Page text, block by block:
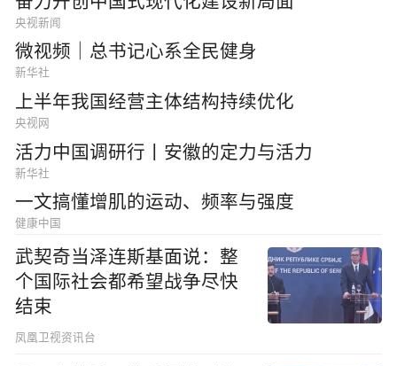
央视新闻
微视频｜总书记心系全民健身
新华社
上半年我国经营主体结构持续优化
央视网
活力中国调研行丨安徽的定力与活力
新华社
一文搞懂增肌的运动、频率与强度
健康中国
武契奇当泽连斯基面说：整
个国际社会都希望战争尽快
结束
凤凰卫视资讯台